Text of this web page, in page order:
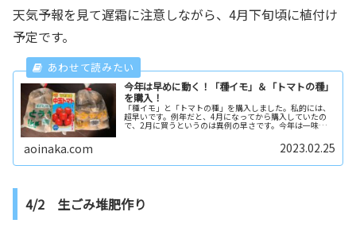
天気予報を見て遅霜に注意しながら、4月下旬頃に植付け
予定です。
今年は早めに動く！「種イモ」＆「トマトの種」
を購入！
「種イモ」と「トマトの種」を購入しました。私的には、
超早いです。例年だと、4月になってから購入していたの
で、2月に買うというのは異例の早さです。今年は一味違う
aoinaka.com 2023.02.25
4/2 生ごみ堆肥作り